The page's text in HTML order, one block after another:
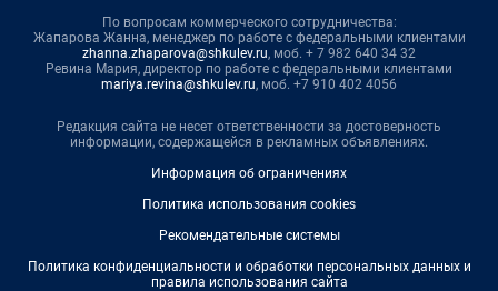
По вопросам коммерческого сотрудничества:
Жапарова Жанна, менеджер по работе с федеральными клиентами
zhanna.zhaparova@shkulev.ru, моб. + 7 982 640 34 32
Ревина Мария, директор по работе с федеральными клиентами
mariya.revina@shkulev.ru, моб. +7 910 402 4056
Редакция сайта не несет ответственности за достоверность
информации, содержащейся в рекламных объявлениях.
Информация об ограничениях
Политика использования cookies
Рекомендательные системы
Политика конфиденциальности и обработки персональных данных и
правила использования сайта